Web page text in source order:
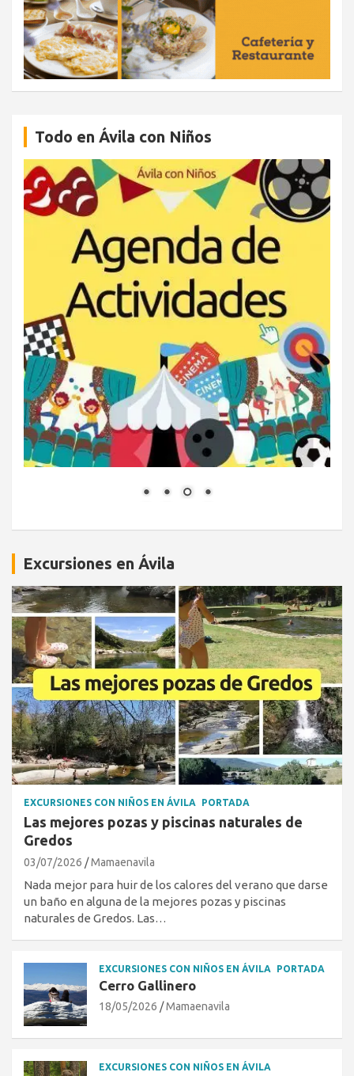
Todo en Ávila con Niños
Excursiones en Ávila
EXCURSIONES CON NIÑOS EN ÁVILA PORTADA
Las mejores pozas y piscinas naturales de
Gredos
03/07/2026 Mamaenavila
Nada mejor para huir de los calores del verano que darse
un baño en alguna de la mejores pozas y piscinas
naturales de Gredos. Las…
EXCURSIONES CON NIÑOS EN ÁVILA PORTADA
Cerro Gallinero
18/05/2026 Mamaenavila
EXCURSIONES CON NIÑOS EN ÁVILA